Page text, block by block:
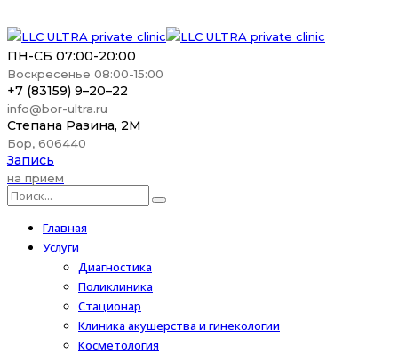
ПН-СБ 07:00-20:00
Воскресенье 08:00-15:00
+7 (83159) 9–20–22
info@bor-ultra.ru
Степана Разина, 2М
Бор, 606440
Запись
на прием
Главная
Услуги
Диагностика
Поликлиника
Стационар
Клиника акушерства и гинекологии
Косметология